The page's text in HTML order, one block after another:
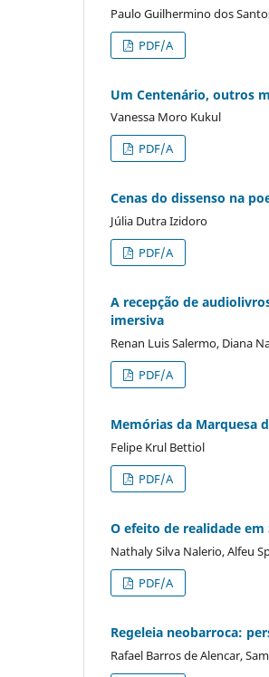
Paulo Guilhermino dos
PDF/A
Um Centenário, outros
Vanessa Moro Kukul
PDF/A
Cenas do dissenso na
Júlia Dutra Izidoro
PDF/A
A recepção de
imersiva
Renan Luis Salermo, Diana
PDF/A
Memórias da Marquesa
Felipe Krul Bettiol
PDF/A
O efeito de realidade em
Nathaly Silva Nalerio, Alfeu
PDF/A
Regeleia neobarroca:
Rafael Barros de Alencar,